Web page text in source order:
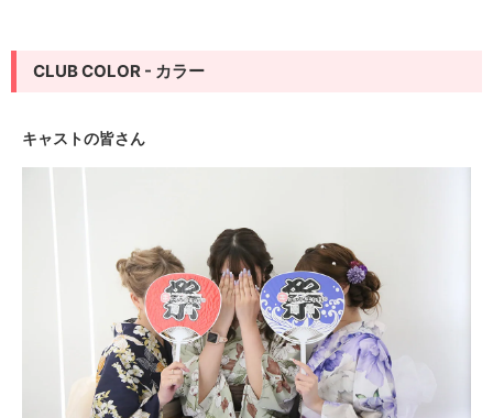
CLUB COLOR - カラー
キャストの皆さん